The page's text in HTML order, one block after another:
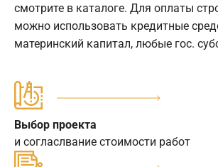
смотрите в каталоге. Для оплаты
можно использовать кредитные
материнский капитал, любые гос.
Выбор проекта
и согласлвание стоимости работ